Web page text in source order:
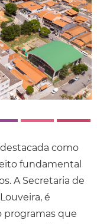
como
fundamental
A Secretaria de
é
programas que